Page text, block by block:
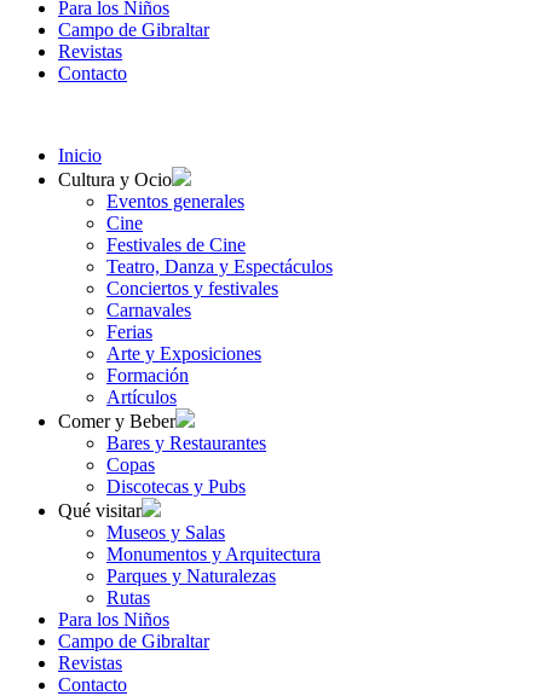
Para los Niños
Campo de Gibraltar
Revistas
Contacto
Inicio
Cultura y Ocio
Eventos generales
Cine
Festivales de Cine
Teatro, Danza y Espectáculos
Conciertos y festivales
Carnavales
Ferias
Arte y Exposiciones
Formación
Artículos
Comer y Beber
Bares y Restaurantes
Copas
Discotecas y Pubs
Qué visitar
Museos y Salas
Monumentos y Arquitectura
Parques y Naturalezas
Rutas
Para los Niños
Campo de Gibraltar
Revistas
Contacto